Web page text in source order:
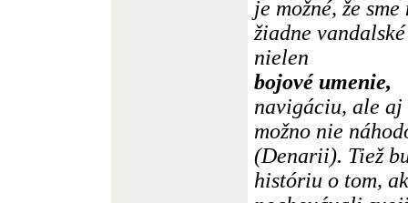
je možné, že
žiadne
nielen
bojové umenie,
navigáciu, ale
možno nie
(Denarii). Tiež
históriu o tom,